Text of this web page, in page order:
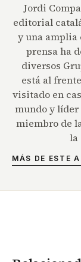
Jordi
editorial
y una amplia
prensa ha
diversos
está al
visitado en
mundo y líder
miembro de
la
MÁS DE ESTE